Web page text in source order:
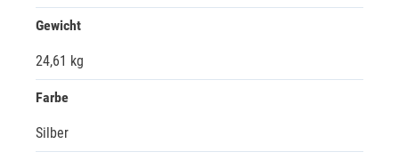
Gewicht
24,61 kg
Farbe
Silber